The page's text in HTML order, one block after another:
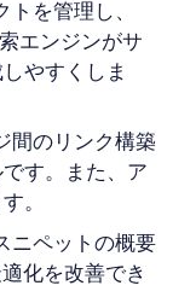
トを管理し、
エンジンがサ
やすくしま
間のリンク構築
す。また、ア
。
ニペットの概要
化を改善でき